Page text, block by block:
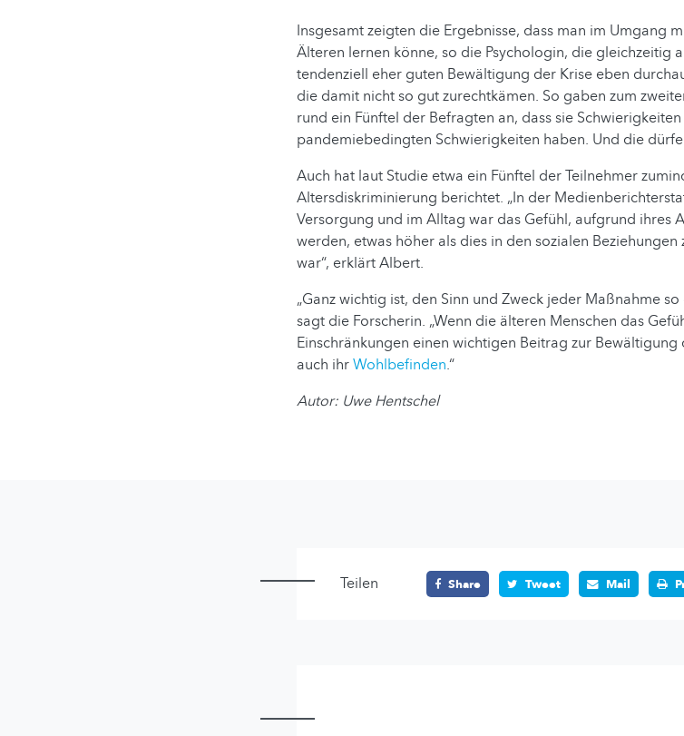
Insgesamt zeigten die Ergebnisse, dass man im Umgang
Älteren lernen könne, so die Psychologin, die gleichzeitig
tendenziell eher guten Bewältigung der Krise eben
die damit nicht so gut zurechtkämen. So gaben zum
rund ein Fünftel der Befragten an, dass sie
pandemiebedingten Schwierigkeiten haben. Und die
Auch hat laut Studie etwa ein Fünftel der Teilnehmer
Altersdiskriminierung berichtet. „In der
Versorgung und im Alltag war das Gefühl, aufgrund ihres
werden, etwas höher als dies in den sozialen
war“, erklärt Albert.
„Ganz wichtig ist, den Sinn und Zweck jeder Maßnahme
sagt die Forscherin. „Wenn die älteren Menschen das
Einschränkungen einen wichtigen Beitrag zur
auch ihrWohlbefinden.“
Autor: Uwe Hentschel
Teilen Share Tweet Mail